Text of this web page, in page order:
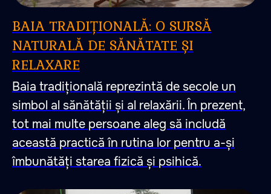
BAIA TRADIȚIONALĂ: O SURSĂ
NATURALĂ DE SĂNĂTATE ȘI
RELAXARE
Baia tradițională reprezintă de secole un
simbol al sănătății și al relaxării. În prezent,
tot mai multe persoane aleg să includă
această practică în rutina lor pentru a-și
îmbunătăți starea fizică și psihică.